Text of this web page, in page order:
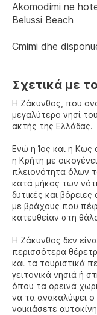
Akomodimi ne
Belussi Beach
Cmimi dhe
Σχετικά με
Η Ζάκυνθος, που
μεγαλύτερο νησί
ακτής της Ελλάδας.
Ενώ η Ίος και η Κως
η Κρήτη με
πλειονότητα όλων
κατά μήκος των
δυτικές και
με βράχους που
κατευθείαν στη
Η Ζάκυνθος δεν
περισσότερα
και τα τουριστικά
γειτονικά νησιά ή
όπου τα ορεινά
να τα ανακαλύψει ο
νοικιάσετε